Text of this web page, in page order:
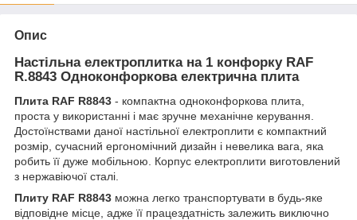
Опис
Настільна електроплитка на 1 конфорку RAF
R.8843 Одноконфоркова електрична плита
Плита RAF R8843 - компактна одноконфоркова плита,
проста у використанні і має зручне механічне керування.
Достоїнствами даної настільної електроплити є компактний
розмір, сучасний ергономічний дизайн і невелика вага, яка
робить її дуже мобільною. Корпус електроплити виготовлений
з нержавіючої сталі.
Плиту RAF R8843 можна легко транспортувати в будь-яке
відповідне місце, адже її працездатність залежить виключно